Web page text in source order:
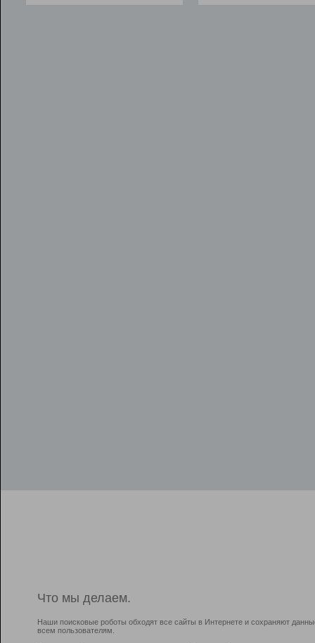
Что мы делаем.
Наши поисковые роботы обходят все сайты в Интернете и сохраняют
всем пользователям.